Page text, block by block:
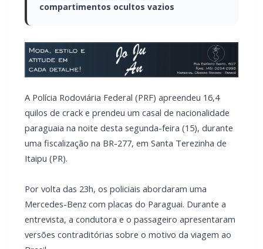
compartimentos ocultos vazios
A Polícia Rodoviária Federal (PRF) apreendeu 16,4
quilos de crack e prendeu um casal de nacionalidade
paraguaia na noite desta segunda-feira (15), durante
uma fiscalização na BR-277, em Santa Terezinha de
Itaipu (PR).
Por volta das 23h, os policiais abordaram uma
Mercedes-Benz com placas do Paraguai. Durante a
versões contraditórias sobre o motivo da viagem ao
Brasil.
A motorista informou que o casal seguia para